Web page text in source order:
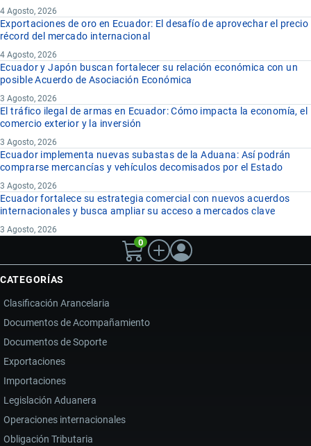
4 Agosto, 2026
Exportaciones de oro en Ecuador: El desafío de aprovechar el precio
récord del mercado internacional
4 Agosto, 2026
Ecuador y Japón buscan fortalecer su relación económica con un
posible Acuerdo de Asociación Económica
3 Agosto, 2026
El tráfico ilegal de armas en Ecuador: Cómo impacta la economía, el
comercio exterior y la inversión
3 Agosto, 2026
Ecuador implementa nuevas subastas de la Aduana: Así podrán
comprarse mercancías y vehículos decomisados por el Estado
3 Agosto, 2026
Ecuador fortalece su estrategia comercial con nuevos acuerdos
internacionales y busca ampliar su acceso a mercados clave
3 Agosto, 2026
0
CATEGORÍAS
Clasificación Arancelaria
Documentos de Acompañamiento
Documentos de Soporte
Exportaciones
Importaciones
Legislación Aduanera
Operaciones internacionales
Obligación Tributaria